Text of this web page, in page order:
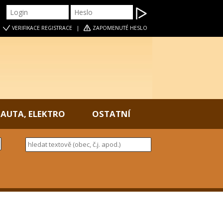
VERIFIKACEREGISTRACE| ZAPOMENUTÉ HESLO
AUTA, ELEKTRO OSTATNÍ